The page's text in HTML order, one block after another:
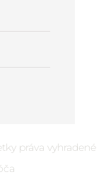
práva vyhradené